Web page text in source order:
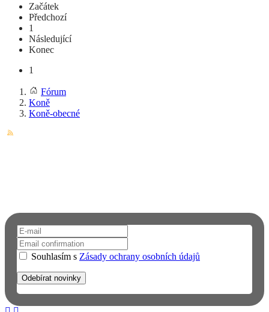
Začátek
Předchozí
1
Následující
Konec
1
Fórum
Koně
Koně-obecné
Souhlasím s Zásady ochrany osobních údajů